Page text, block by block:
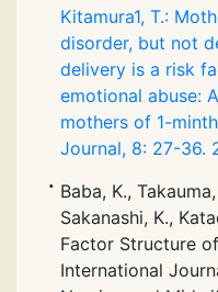
Kitamura1, T.:
disorder, but not
delivery is a risk
emotional abuse:
mothers of 1-
Journal, 8: 27-36.
Baba, K.,
Sakanashi, K.,
Factor Structure
International